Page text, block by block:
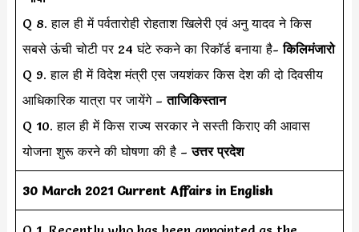
Q 8. हाल ही में पर्वतारोही रोहताश खिलेरी एवं अनु यादव ने किस
सबसे ऊंची चोटी पर 24 घंटे रुकने का रिकॉर्ड बनाया है-किलिमंजारो
Q 9. हाल ही में विदेश मंत्री एस जयशंकर किस देश की दो दिवसीय
आधिकारिक यात्रा पर जायेंगे –ताजिकिस्तान
Q 10. हाल ही में किस राज्य सरकार ने सस्ती किराए की आवास
योजना शुरू करने की घोषणा की है –उत्तर प्रदेश
30 March 2021 Current Affairs in English